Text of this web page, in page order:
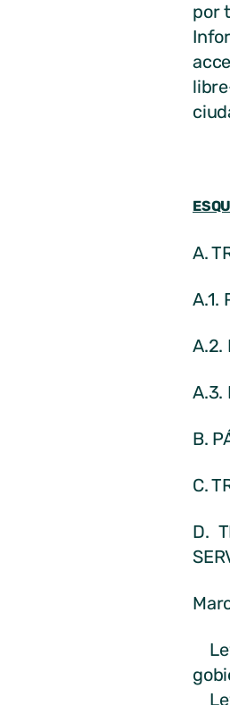
por
A.
A.1.
A.2.
A.3.
B.
C.
D.